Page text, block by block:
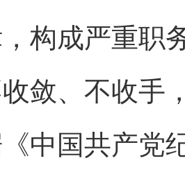
构成严重职
敛、不收手
中国共产党